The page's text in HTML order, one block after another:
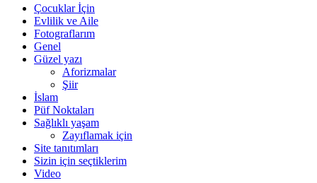
Çocuklar İçin
Evlilik ve Aile
Fotograflarım
Genel
Güzel yazı
Aforizmalar
Şiir
İslam
Püf Noktaları
Sağlıklı yaşam
Zayıflamak için
Site tanıtımları
Sizin için seçtiklerim
Video